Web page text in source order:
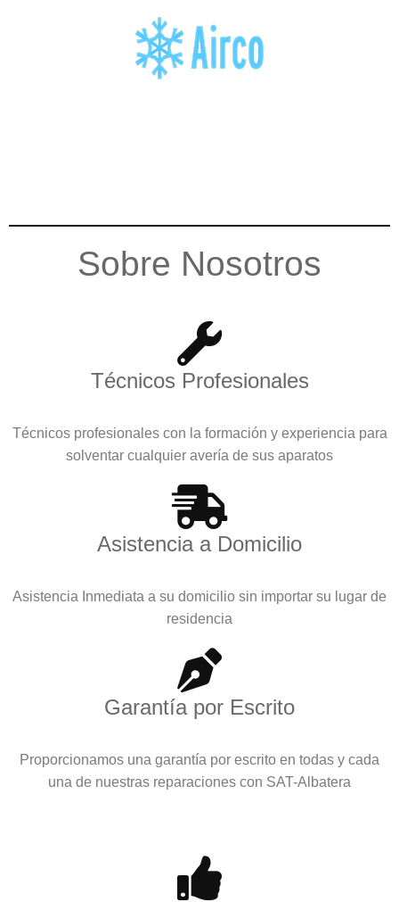
Sobre Nosotros
Técnicos Profesionales
Técnicos profesionales con la formación y experiencia para
solventar cualquier avería de sus aparatos
Asistencia a Domicilio
Asistencia Inmediata a su domicilio sin importar su lugar de
residencia
Garantía por Escrito
Proporcionamos una garantía por escrito en todas y cada
una de nuestras reparaciones con SAT-Albatera